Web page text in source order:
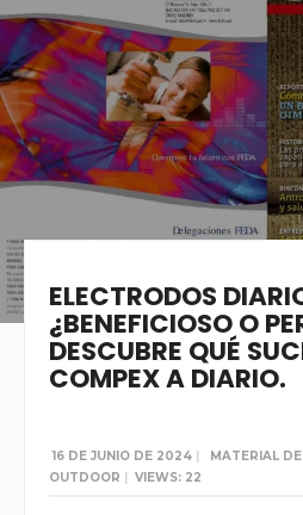
ELECTRODOS
¿BENEFICIOSO O
DESCUBRE QUÉ
COMPEX A DIARIO.
16 DE JUNIO DE 2024 MATERIAL
OUTDOOR
VIEWS: 22